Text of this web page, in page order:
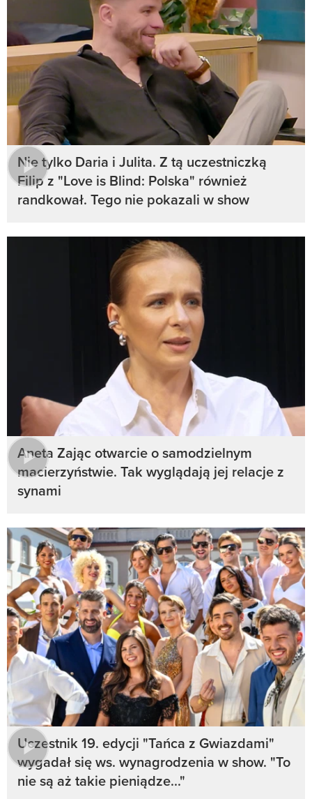
Nie tylko Daria i Julita. Z tą uczestniczką
Filip z "Love is Blind: Polska" również
randkował. Tego nie pokazali w show
Aneta Zając otwarcie o samodzielnym
macierzyństwie. Tak wyglądają jej relacje z
synami
Uczestnik 19. edycji "Tańca z Gwiazdami"
wygadał się ws. wynagrodzenia w show. "To
nie są aż takie pieniądze..."